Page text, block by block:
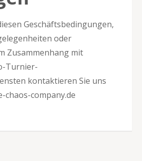
Geschäftsbedingungen,
oder
Zusammenhang mit
Turnier-
kontaktieren Sie uns
chaos-company.de